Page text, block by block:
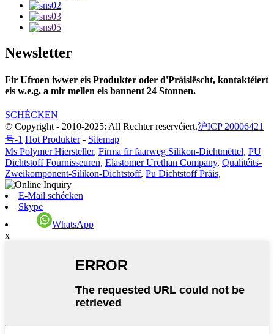
Newsletter
Fir Ufroen iwwer eis Produkter oder d'Präislëscht, kontaktéiert
eis w.e.g. a mir mellen eis bannent 24 Stonnen.
SCHÉCKEN
© Copyright - 2010-2025: All Rechter reservéiert.沪ICP 20006421
号-1 Hot Produkter- Sitemap
Ms Polymer Hiersteller, Firma fir faarweg Silikon-Dichtmëttel, PU
Dichtstoff Fournisseuren, Elastomer Urethan Company, Qualitéits-
Zweikomponent-Silikon-Dichtstoff, Pu Dichtstoff Präis,
E-Mail schécken
Skype
WhatsApp
x